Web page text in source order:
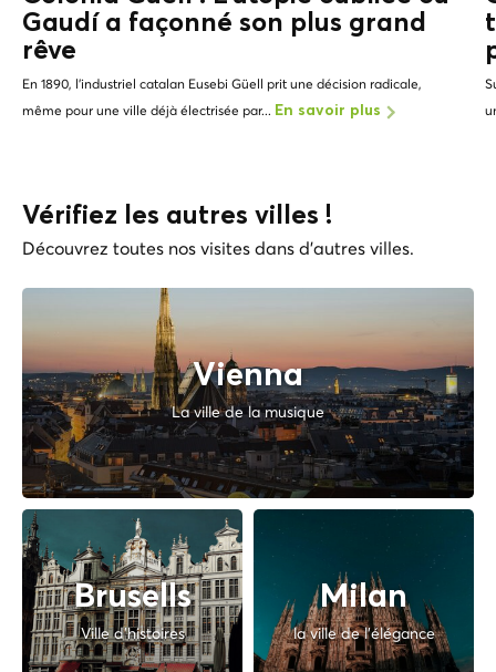
Gaudí a façonné son plus grand
rêve
En 1890, l'industriel catalan Eusebi Güell prit une décision radicale,
même pour une ville déjà électrisée par... En savoir plus
Vérifiez les autres villes !
Découvrez toutes nos visites dans d'autres villes.
Vienna
La ville de la musique
Brusells
Ville d'histoires
Milan
la ville de l'élégance